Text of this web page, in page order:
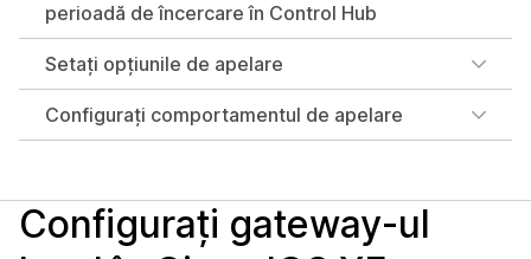
perioadă de încercare în Control Hub
Setați opțiunile de apelare
Configurați comportamentul de apelare
Configurați gateway-ul